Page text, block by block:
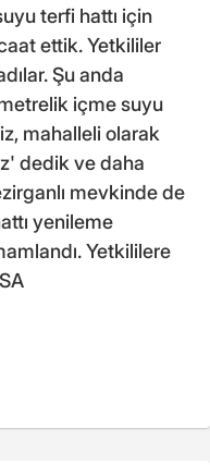
terfi hattı için
ettik. Yetkililer
Şu anda
içme suyu
mahalleli olarak
dedik ve daha
mevkinde de
yenileme
Yetkililere